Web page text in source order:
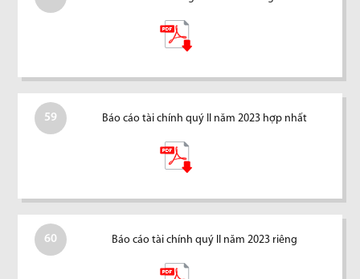
59 Báo cáo tài chính quý II năm 2023 hợp nhất
60 Báo cáo tài chính quý II năm 2023 riêng